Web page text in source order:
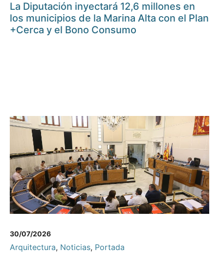
La Diputación inyectará 12,6 millones en
los municipios de la Marina Alta con el Plan
+Cerca y el Bono Consumo
30/07/2026
Arquitectura, Noticias, Portada